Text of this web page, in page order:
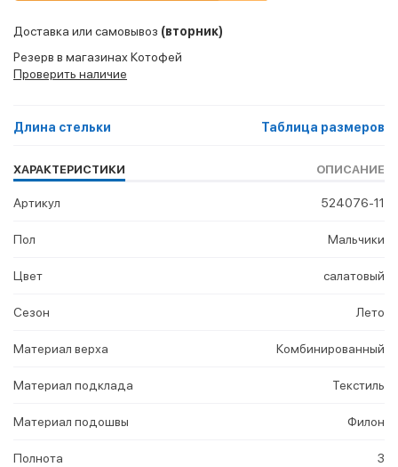
Доставка или самовывоз (вторник)
Резерв в магазинах Котофей
Проверить наличие
Длина стельки Таблица размеров
ХАРАКТЕРИСТИКИ ОПИСАНИЕ
Артикул 524076-11
Пол Мальчики
Цвет салатовый
Сезон Лето
Материал верха Комбинированный
Материал подклада Текстиль
Материал подошвы Филон
Полнота 3